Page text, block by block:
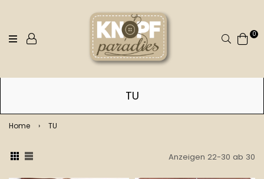
Suchen
0
TU
Home › TU
Anzeigen 22-30 ab 30